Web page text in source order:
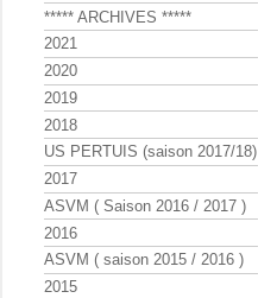
***** ARCHIVES *****
2021
2020
2019
2018
US PERTUIS (saison 2017/18)
2017
ASVM ( Saison 2016 / 2017 )
2016
ASVM ( saison 2015 / 2016 )
2015